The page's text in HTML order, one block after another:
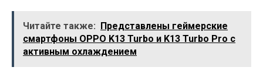
Читайте также: Представлены геймерские
смартфоны OPPO K13 Turbo и K13 Turbo Pro с
активным охлаждением